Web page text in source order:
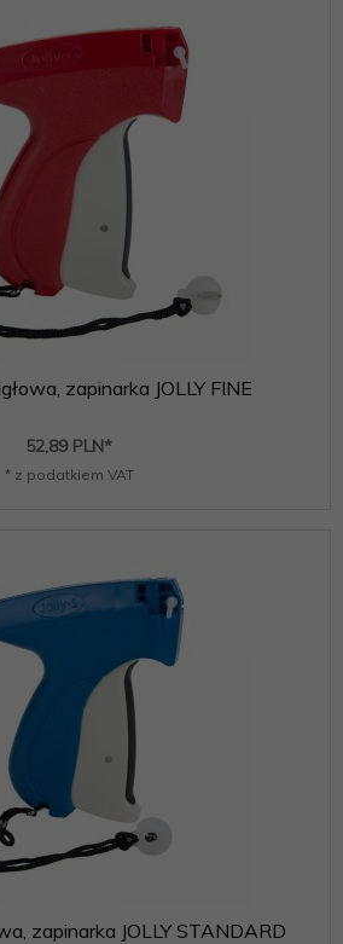
zapinarka JOLLY FINE
52,89 PLN*
* z podatkiem VAT
zapinarka JOLLY STANDARD